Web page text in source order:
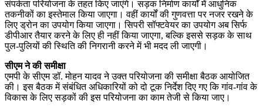
संपर्कता परियोजना के तहत किए जाएंगे। सड़क निर्माण कार्यों में आधुनिक
तकनीकों का इस्तेमाल किया जाएगा। वहीं कार्यों की गुणवत्ता पर नजर रखने के
लिए ड्रोन का उपयोग किया जाएगा। सिपरी सॉफ्टवेयर का उपयोग अब सिर्फ
डीपीआर तैयार करने के लिए ही नहीं किया जाएगा, बल्कि इससे सड़क के साथ
पुल-पुलियों की स्थिति की निगरानी करने में भी मदद ली जाएगी।
सीएम ने की समीक्षा
एमपी के सीएम डॉ. मोहन यादव ने उक्त परियोजना की समीक्षा बैठक आयोजित
की। इस बैठक में संबंधित अधिकारियों को दो टूक निर्देश दिए गए कि गांव-गांव के
विकास के लिए सड़कों की इस परियोजना का काम तेजी से किया जाए।